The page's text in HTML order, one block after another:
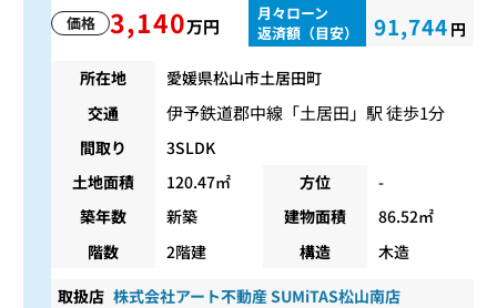
価格 3,140万円
月々ローン
返済額（目安）
91,744 円
所在地
愛媛県松山市土居田町
交通
伊予鉄道郡中線 「土居田 」駅 徒歩1分
間取り
3SLDK
土地面積
120.47㎡ 方位
-
築年数
新築 建物面積
86.52㎡
階数
2階建 構造 木造
取扱店 株式会社アート不動産 SUMiTAS松山南店